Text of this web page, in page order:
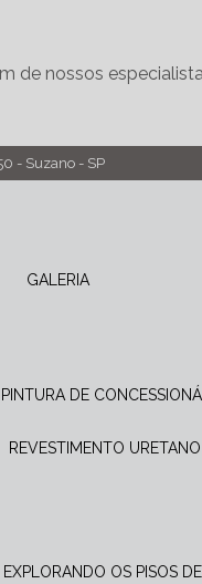
de nossos
- Suzano - SP
GALERIA
PINTURA DE
REVESTIMENTO URETANO
EXPLORANDO OS PISOS